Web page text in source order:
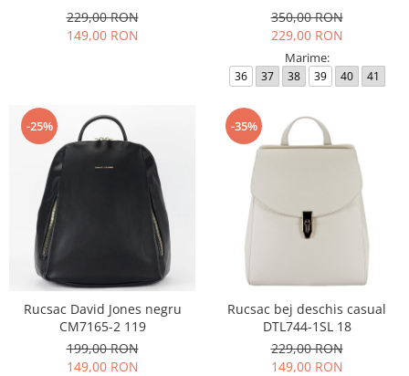
229,00 RON
149,00 RON
350,00 RON
229,00 RON
Marime:
36 37 38 39 40 41
-25%
Rucsac David Jones negru
CM7165-2 119
199,00 RON
149,00 RON
-35%
Rucsac bej deschis casual
DTL744-1SL 18
229,00 RON
149,00 RON